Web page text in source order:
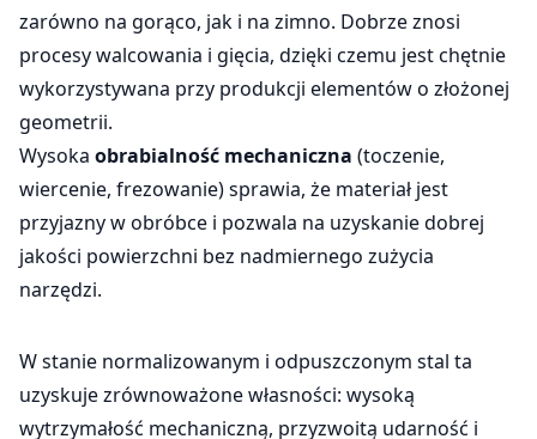
zarówno na gorąco, jak i na zimno. Dobrze znosi
procesy walcowania i gięcia, dzięki czemu jest chętnie
wykorzystywana przy produkcji elementów o złożonej
geometrii.
Wysoka obrabialność mechaniczna (toczenie,
wiercenie, frezowanie) sprawia, że materiał jest
przyjazny w obróbce i pozwala na uzyskanie dobrej
jakości powierzchni bez nadmiernego zużycia
narzędzi.
W stanie normalizowanym i odpuszczonym stal ta
uzyskuje zrównoważone własności: wysoką
wytrzymałość mechaniczną, przyzwoitą udarność i